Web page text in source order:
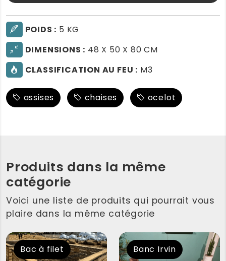
POIDS : 5 KG
DIMENSIONS : 48 X 50 X 80 CM
CLASSIFICATION AU FEU : M3
assises chaises ocelot
Produits dans la même
catégorie
Voici une liste de produits qui pourrait vous
plaire dans la même catégorie
Bac à filet Banc Irvin